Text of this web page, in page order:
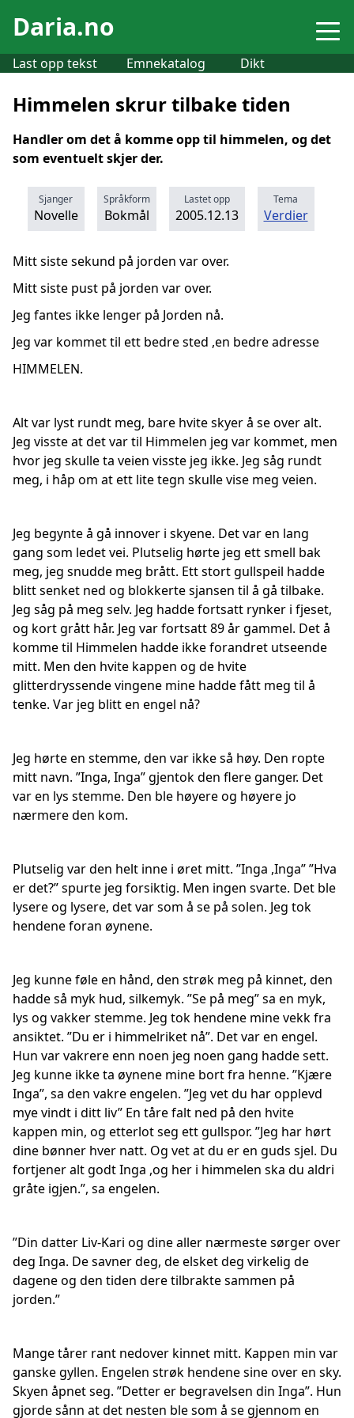
Daria.no
Last opp tekst Emnekatalog Dikt
Himmelen skrur tilbake tiden
Handler om det å komme opp til himmelen, og det
som eventuelt skjer der.
Sjanger
Novelle
Språkform
Bokmål
Lastet opp
2005.12.13
Tema
Verdier
Mitt siste sekund på jorden var over.
Mitt siste pust på jorden var over.
Jeg fantes ikke lenger på Jorden nå.
Jeg var kommet til ett bedre sted ,en bedre adresse
HIMMELEN.
Alt var lyst rundt meg, bare hvite skyer å se over alt.
Jeg visste at det var til Himmelen jeg var kommet, men
hvor jeg skulle ta veien visste jeg ikke. Jeg såg rundt
meg, i håp om at ett lite tegn skulle vise meg veien.
Jeg begynte å gå innover i skyene. Det var en lang
gang som ledet vei. Plutselig hørte jeg ett smell bak
meg, jeg snudde meg brått. Ett stort gullspeil hadde
blitt senket ned og blokkerte sjansen til å gå tilbake.
Jeg såg på meg selv. Jeg hadde fortsatt rynker i fjeset,
og kort grått hår. Jeg var fortsatt 89 år gammel. Det å
komme til Himmelen hadde ikke forandret utseende
mitt. Men den hvite kappen og de hvite
glitterdryssende vingene mine hadde fått meg til å
tenke. Var jeg blitt en engel nå?
Jeg hørte en stemme, den var ikke så høy. Den ropte
mitt navn. ”Inga, Inga” gjentok den flere ganger. Det
var en lys stemme. Den ble høyere og høyere jo
nærmere den kom.
Plutselig var den helt inne i øret mitt. ”Inga ,Inga” ”Hva
er det?” spurte jeg forsiktig. Men ingen svarte. Det ble
lysere og lysere, det var som å se på solen. Jeg tok
hendene foran øynene.
Jeg kunne føle en hånd, den strøk meg på kinnet, den
hadde så myk hud, silkemyk. ”Se på meg” sa en myk,
lys og vakker stemme. Jeg tok hendene mine vekk fra
ansiktet. ”Du er i himmelriket nå”. Det var en engel.
Hun var vakrere enn noen jeg noen gang hadde sett.
Jeg kunne ikke ta øynene mine bort fra henne. ”Kjære
Inga”, sa den vakre engelen. ”Jeg vet du har opplevd
mye vindt i ditt liv” En tåre falt ned på den hvite
kappen min, og etterlot seg ett gullspor. ”Jeg har hørt
dine bønner hver natt. Og vet at du er en guds sjel. Du
fortjener alt godt Inga ,og her i himmelen ska du aldri
gråte igjen.”, sa engelen.
”Din datter Liv-Kari og dine aller nærmeste sørger over
deg Inga. De savner deg, de elsket deg virkelig de
dagene og den tiden dere tilbrakte sammen på
jorden.”
Mange tårer rant nedover kinnet mitt. Kappen min var
ganske gyllen. Engelen strøk hendene sine over en sky.
Skyen åpnet seg. ”Detter er begravelsen din Inga”. Hun
gjorde sånn at det nesten ble som å se gjennom en